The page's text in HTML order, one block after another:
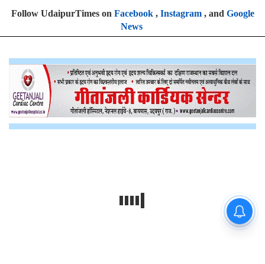
Follow UdaipurTimes on Facebook, Instagram, and Google
News